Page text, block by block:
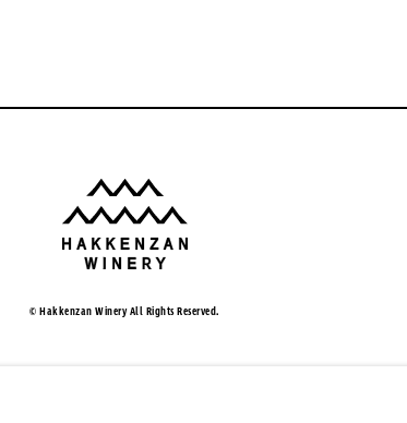
© Hakkenzan Winery All Rights Reserved.